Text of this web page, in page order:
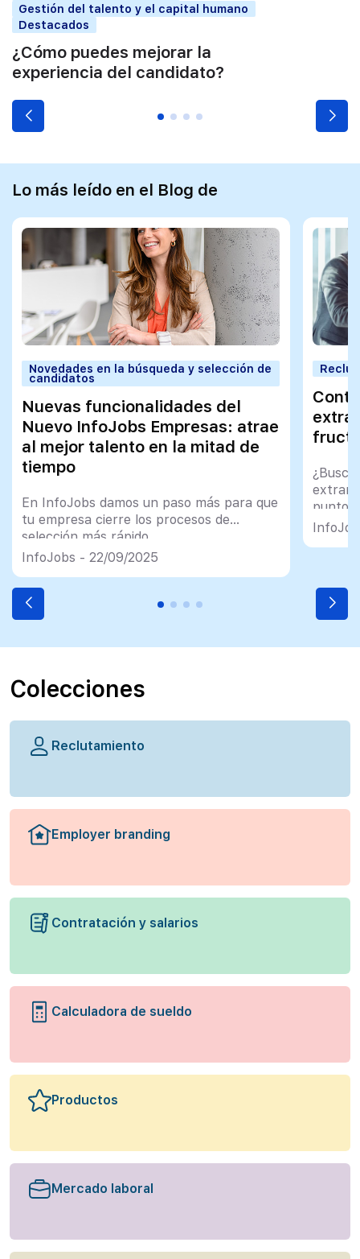
Gestión del talento y el capital humano
Destacados
¿Cómo puedes mejorar la
experiencia del candidato?
Lo más leído en el Blog de
Novedades en la búsqueda y selección de
candidatos
Nuevas funcionalidades del
Nuevo InfoJobs Empresas: atrae
al mejor talento en la mitad de
tiempo
En InfoJobs damos un paso más para que
tu empresa cierre los procesos de
selección más rápido
InfoJobs - 22/09/2025
puntos
Colecciones
Reclutamiento
Employer branding
Contratación y salarios
Calculadora de sueldo
Productos
Mercado laboral